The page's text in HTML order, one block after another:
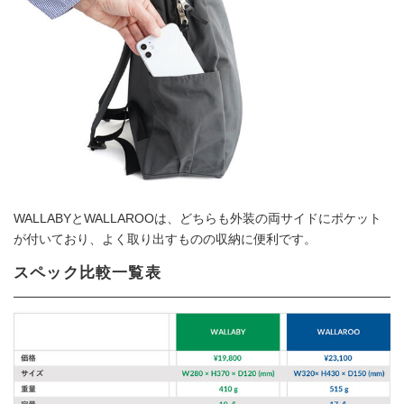
WALLABYとWALLAROOは、どちらも外装の両サイドにポケット
が付いており、よく取り出すものの収納に便利です。
スペック比較一覧表